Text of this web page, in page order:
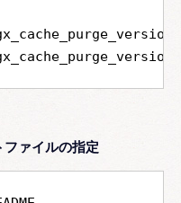
ファイルの指定